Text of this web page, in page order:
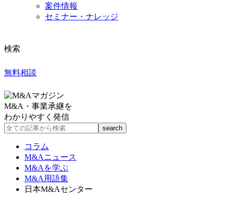
案件情報
セミナー・ナレッジ
検索
無料相談
M&A・事業承継を
わかりやすく発信
コラム
M&Aニュース
M&Aを学ぶ
M&A用語集
日本M&Aセンター